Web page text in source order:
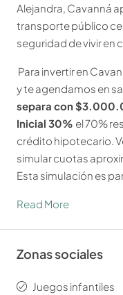
Alejandra, Cavanná
transporte público
seguridad de vivir en
Para invertir en
y te agendamos en
separa con
Inicial 30% el 70%
crédito hipotecario.
simular cuotas
Esta simulación es
Read More
Zonas sociales
Juegos infantiles